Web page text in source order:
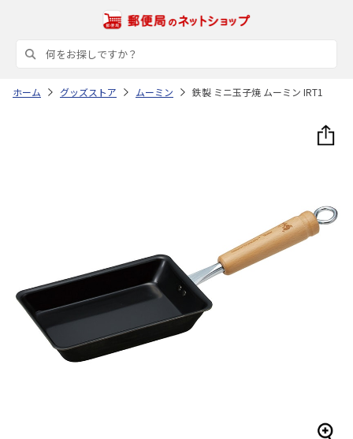
ホーム グッズストア ムーミン 鉄製 ミニ玉子焼 ムーミン IRT1